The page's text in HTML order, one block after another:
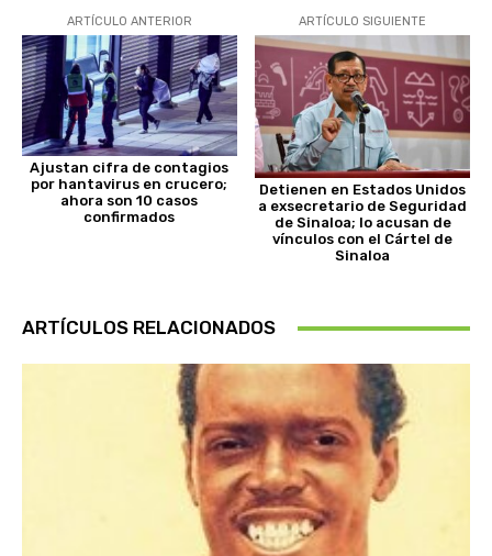
ARTÍCULO ANTERIOR
Ajustan cifra de contagios
por hantavirus en crucero;
ahora son 10 casos
confirmados
ARTÍCULO SIGUIENTE
Detienen en Estados Unidos
a exsecretario de Seguridad
de Sinaloa; lo acusan de
vínculos con el Cártel de
Sinaloa
ARTÍCULOS RELACIONADOS